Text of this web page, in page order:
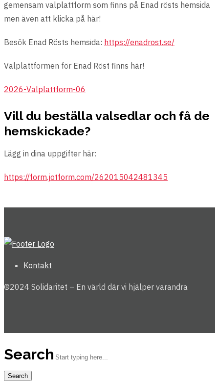
gemensam valplattform som finns på Enad rösts hemsida
men även att klicka på här!
Besök Enad Rösts hemsida: https://enadrost.se/
Valplattformen för Enad Röst finns här!
2026-Valplattform-06
Vill du beställa valsedlar och få de
hemskickade?
Lägg in dina uppgifter här:
https://form.jotform.com/262015042481345
Kontakt
©2024 Solidaritet – En värld där vi hjälper varandra
Search